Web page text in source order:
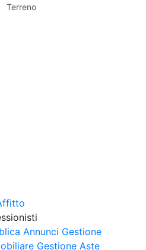
Terreno
Annunci Gestione
Gestione Aste